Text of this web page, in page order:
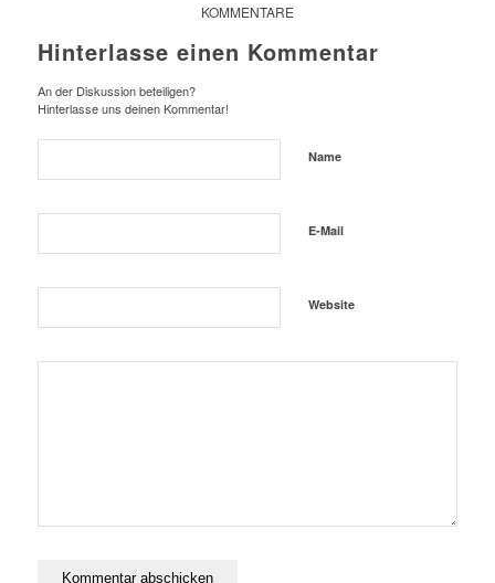
KOMMENTARE
Hinterlasse einen Kommentar
An der Diskussion beteiligen?
Hinterlasse uns deinen Kommentar!
Name
E-Mail
Website